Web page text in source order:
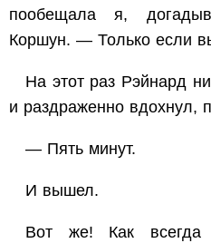
пообещала я,
Коршун. — Только если
На этот раз Рэйнард
и раздраженно вдохнул,
— Пять минут.
И вышел.
Вот же! Как всегда